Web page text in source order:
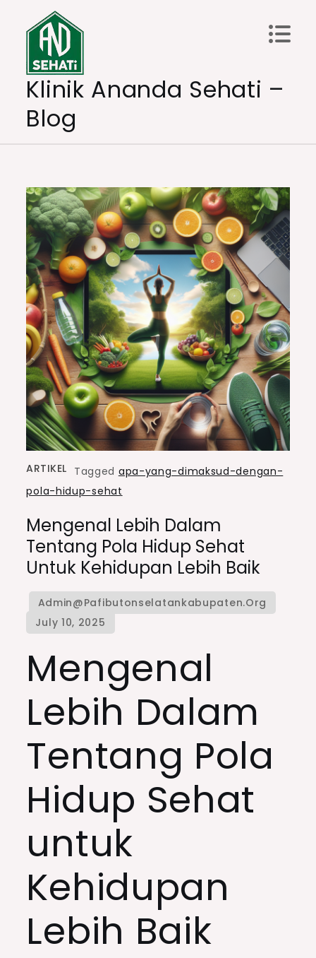
content
Klinik Ananda Sehati –
Blog
ARTIKEL Tagged apa-yang-dimaksud-dengan-
pola-hidup-sehat
Mengenal Lebih Dalam
Tentang Pola Hidup Sehat
Untuk Kehidupan Lebih Baik
Mengenal
Lebih Dalam
Tentang Pola
Hidup Sehat
untuk
Kehidupan
Lebih Baik